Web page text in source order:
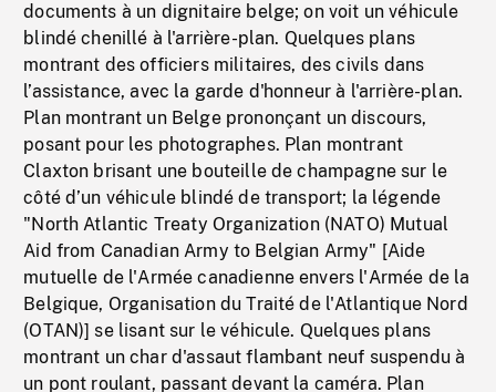
documents à un dignitaire belge; on voit un véhicule
blindé chenillé à l'arrière-plan. Quelques plans
montrant des officiers militaires, des civils dans
l’assistance, avec la garde d'honneur à l'arrière-plan.
Plan montrant un Belge prononçant un discours,
posant pour les photographes. Plan montrant
Claxton brisant une bouteille de champagne sur le
côté d’un véhicule blindé de transport; la légende
"North Atlantic Treaty Organization (NATO) Mutual
Aid from Canadian Army to Belgian Army" [Aide
mutuelle de l'Armée canadienne envers l'Armée de la
Belgique, Organisation du Traité de l'Atlantique Nord
(OTAN)] se lisant sur le véhicule. Quelques plans
montrant un char d'assaut flambant neuf suspendu à
un pont roulant, passant devant la caméra. Plan